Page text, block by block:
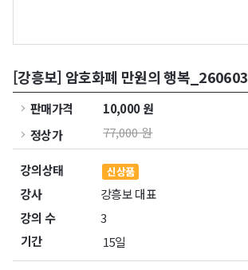
[강흥보] 암호화폐 만원의 행복_260603
판매가격 10,000원
정상가
77,000 원
강의상태 신상품
강사
강흥보 대표
강의 수
3
기간
15일